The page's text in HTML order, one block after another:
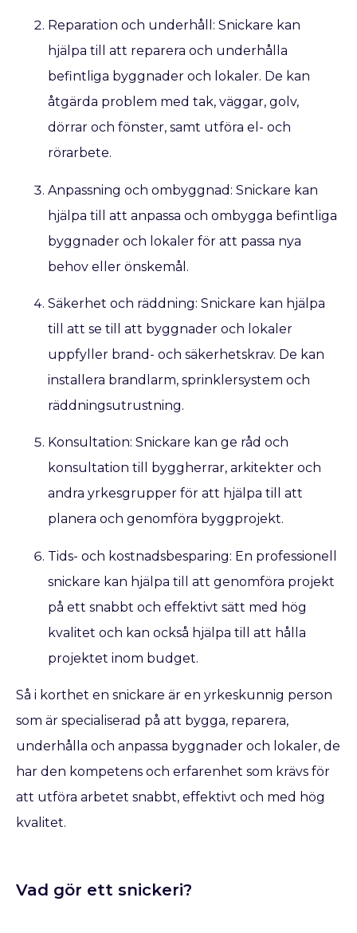
Reparation och underhåll: Snickare kan
hjälpa till att reparera och underhålla
befintliga byggnader och lokaler. De kan
åtgärda problem med tak, väggar, golv,
dörrar och fönster, samt utföra el- och
rörarbete.
Anpassning och ombyggnad: Snickare kan
hjälpa till att anpassa och ombygga befintliga
byggnader och lokaler för att passa nya
behov eller önskemål.
Säkerhet och räddning: Snickare kan hjälpa
till att se till att byggnader och lokaler
uppfyller brand- och säkerhetskrav. De kan
installera brandlarm, sprinklersystem och
räddningsutrustning.
Konsultation: Snickare kan ge råd och
konsultation till byggherrar, arkitekter och
andra yrkesgrupper för att hjälpa till att
planera och genomföra byggprojekt.
Tids- och kostnadsbesparing: En professionell
snickare kan hjälpa till att genomföra projekt
på ett snabbt och effektivt sätt med hög
kvalitet och kan också hjälpa till att hålla
projektet inom budget.
Så i korthet en snickare är en yrkeskunnig person
som är specialiserad på att bygga, reparera,
underhålla och anpassa byggnader och lokaler, de
har den kompetens och erfarenhet som krävs för
att utföra arbetet snabbt, effektivt och med hög
kvalitet.
Vad gör ett snickeri?